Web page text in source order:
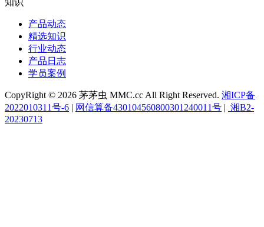
产品动态
精选知识
行业动态
产品日志
学员案例
CopyRight © 2026 茅茅虫 MMC.cc All Right Reserved. 湘ICP备
2022010311号-6 | 网信算备430104560800301240011号 | 湘B2-
20230713